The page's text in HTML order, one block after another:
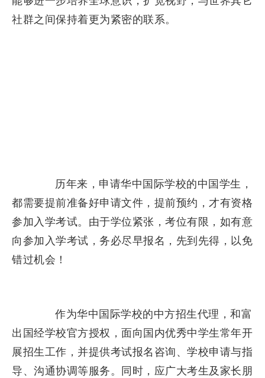
社群之间保持着更为紧密的联系。
历年来，申请华中国际学校的中国学生，
都需要提前准备好申请文件，提前预约，才有资格
参加入学考试。由于学位紧张，考位有限，如有意
向参加入学考试，务必尽早报名，先到先得，以免
错过机会！
作为华中国际学校的中方招生代理，和富
出国经学校官方授权，面向国内优秀中学生常年开
展招生工作，并提供考试报名咨询、学校申请与指
导、沟通协调等服务。同时，应广大考生及家长朋